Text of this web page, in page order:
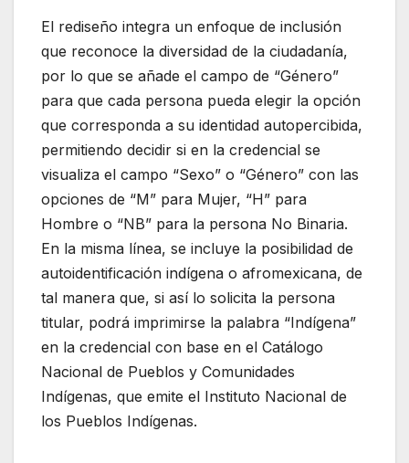
El rediseño integra un enfoque de inclusión
que reconoce la diversidad de la ciudadanía,
por lo que se añade el campo de “Género”
para que cada persona pueda elegir la opción
que corresponda a su identidad autopercibida,
permitiendo decidir si en la credencial se
visualiza el campo “Sexo” o “Género” con las
opciones de “M” para Mujer, “H” para
Hombre o “NB” para la persona No Binaria.
En la misma línea, se incluye la posibilidad de
autoidentificación indígena o afromexicana, de
tal manera que, si así lo solicita la persona
titular, podrá imprimirse la palabra “Indígena”
en la credencial con base en el Catálogo
Nacional de Pueblos y Comunidades
Indígenas, que emite el Instituto Nacional de
los Pueblos Indígenas.